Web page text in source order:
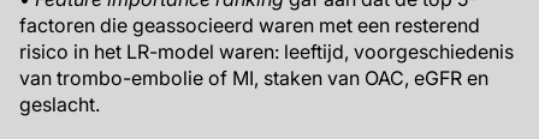
factoren die geassocieerd waren met een resterend
risico in het LR-model waren: leeftijd, voorgeschiedenis
van trombo-embolie of MI, staken van OAC, eGFR en
geslacht.